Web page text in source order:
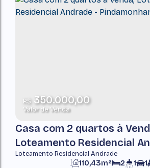
R$350.000,00
Valor de Venda
Casa com 2 quartos à
Loteamento Residencial
Pindamonhangaba
Loteamento Residencial Andrade
2 1 1
110,43m²